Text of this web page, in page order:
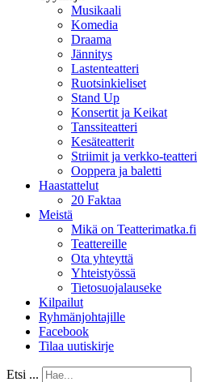
Musikaali
Komedia
Draama
Jännitys
Lastenteatteri
Ruotsinkieliset
Stand Up
Konsertit ja Keikat
Tanssiteatteri
Kesäteatterit
Striimit ja verkko-teatteri
Ooppera ja baletti
Haastattelut
20 Faktaa
Meistä
Mikä on Teatterimatka.fi
Teattereille
Ota yhteyttä
Yhteistyössä
Tietosuojalauseke
Kilpailut
Ryhmänjohtajille
Facebook
Tilaa uutiskirje
Etsi ...